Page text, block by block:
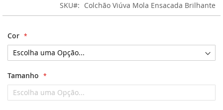
SKU
Colchão Viúva Mola Ensacada Brilhante
Cor
Tamanho